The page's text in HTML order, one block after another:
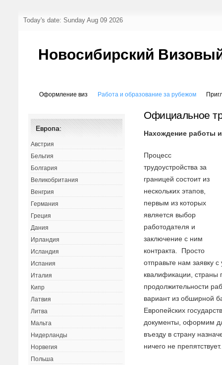
Today's date: Sunday Aug 09 2026
Новосибирский
Оформление виз Работа и образование за рубежом
Официальное
Нахождение работы
Процесс
трудоустройства за
границей состоит из
нескольких этапов,
первым из которых
является выбор
работодателя и
заключение с ним
контракта. Просто
отправьте нам заявку
квалификации, страны
продолжительности
вариант из обширной
Европейских
документы, оформим
въезду в страну
ничего не препятствует.
Европа:
Австрия
Бельгия
Болгария
Великобритания
Венгрия
Германия
Греция
Дания
Ирландия
Исландия
Испания
Италия
Кипр
Латвия
Литва
Мальта
Нидерланды
Норвегия
Польша